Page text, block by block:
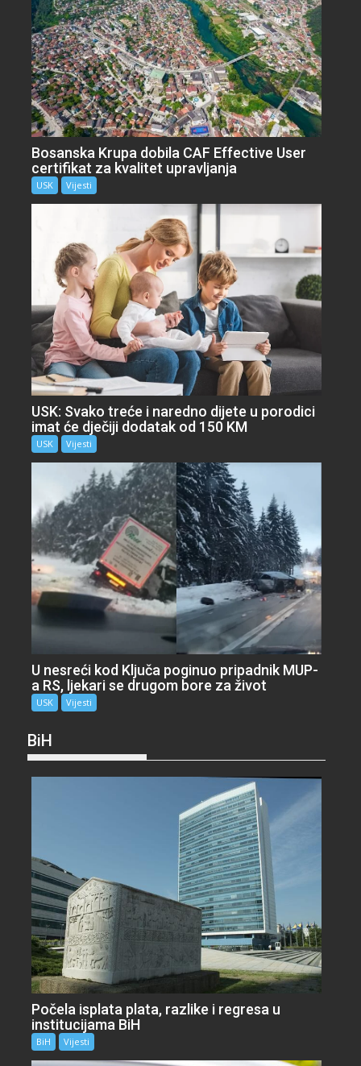
Bosanska Krupa dobila CAF Effective User
certifikat za kvalitet upravljanja
USK Vijesti
USK: Svako treće i naredno dijete u porodici
imat će dječiji dodatak od 150 KM
USK Vijesti
U nesreći kod Ključa poginuo pripadnik MUP-
a RS, ljekari se drugom bore za život
USK Vijesti
BiH
Počela isplata plata, razlike i regresa u
institucijama BiH
BiH Vijesti